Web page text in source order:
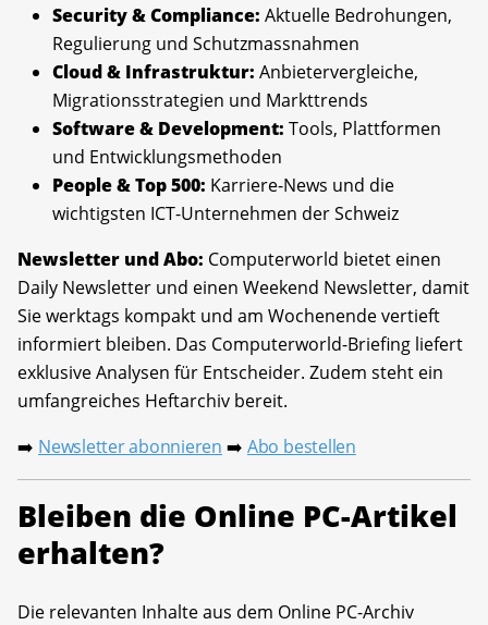
Security & Compliance: Aktuelle Bedrohungen,
Regulierung und Schutzmassnahmen
Cloud & Infrastruktur: Anbietervergleiche,
Migrationsstrategien und Markttrends
Software & Development: Tools, Plattformen
und Entwicklungsmethoden
People & Top 500: Karriere-News und die
wichtigsten ICT-Unternehmen der Schweiz
Newsletter und Abo: Computerworld bietet einen
Daily Newsletter und einen Weekend Newsletter, damit
Sie werktags kompakt und am Wochenende vertieft
informiert bleiben. Das Computerworld-Briefing liefert
exklusive Analysen für Entscheider. Zudem steht ein
umfangreiches Heftarchiv bereit.
➡️ Newsletter abonnieren ➡️ Abo bestellen
Bleiben die Online PC-Artikel
erhalten?
Die relevanten Inhalte aus dem Online PC-Archiv